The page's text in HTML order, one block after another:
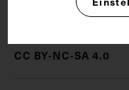
CC BY-NC-SA 4.0